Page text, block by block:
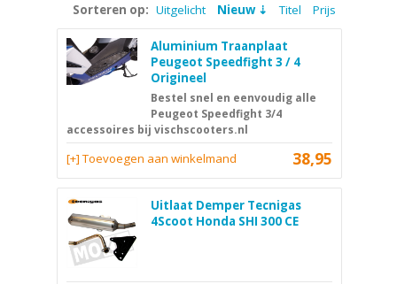
Sorteren op: Uitgelicht Nieuw Titel Prijs
Aluminium Traanplaat
Peugeot Speedfight 3 / 4
Origineel
Bestel snel en eenvoudig alle
Peugeot Speedfight 3/4
accessoires bij vischscooters.nl
38,95
[+] Toevoegen aan winkelmand
Uitlaat Demper Tecnigas
4Scoot Honda SHI 300 CE